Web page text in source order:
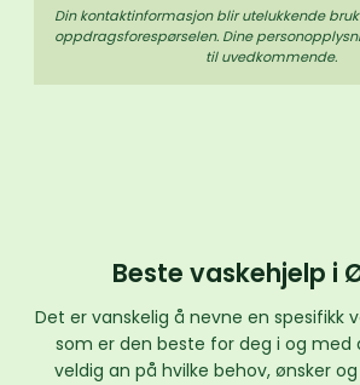
Din kontaktinformasjon blir utelukkende
oppdrags­forespørselen. Dine
til uvedkommende.
Beste vaskehjelp i
Det er vanskelig å nevne en spesifikk
som er den beste for deg i og
veldig an på hvilke behov, ønsker